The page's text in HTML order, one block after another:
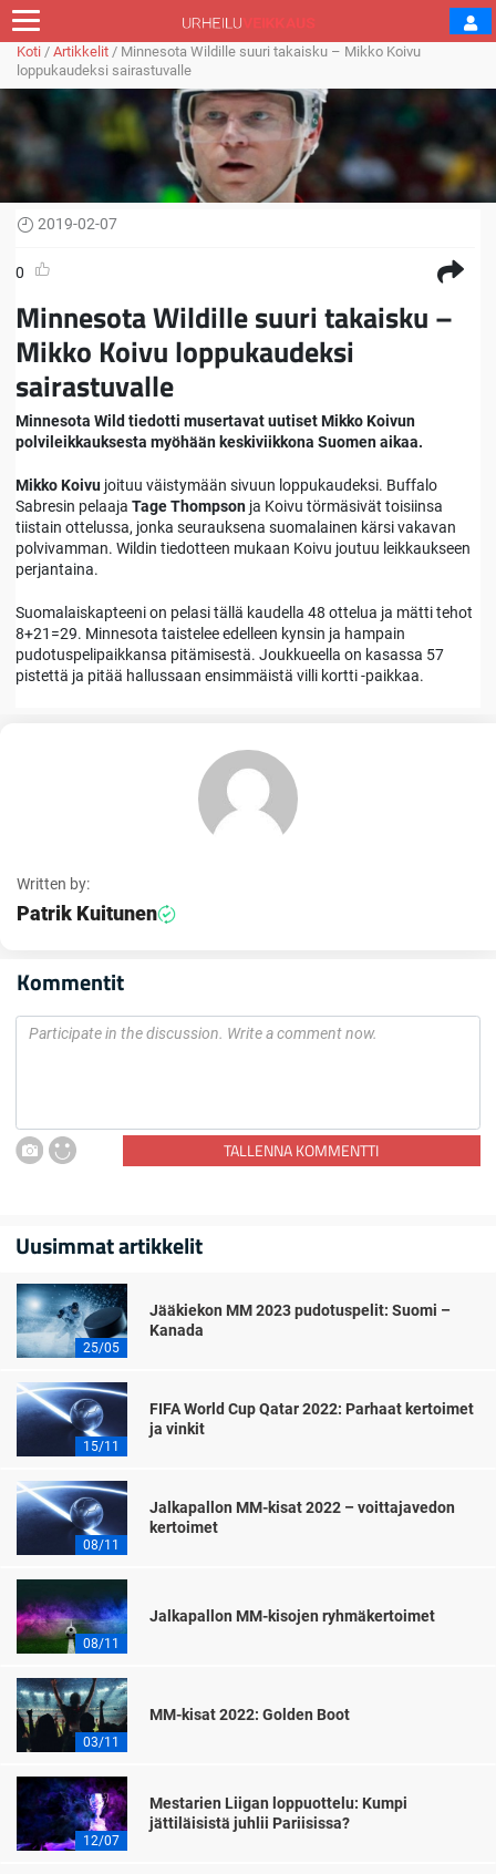
Koti / Artikkelit / Minnesota Wildille suuri takaisku – Mikko Koivu
loppukaudeksi sairastuvalle
2019-02-07
0
Minnesota Wildille suuri takaisku –
Mikko Koivu loppukaudeksi
sairastuvalle
Minnesota Wild tiedotti musertavat uutiset Mikko Koivun
polvileikkauksesta myöhään keskiviikkona Suomen aikaa.
Mikko Koivu joituu väistymään sivuun loppukaudeksi. Buffalo
Sabresin pelaaja Tage Thompson ja Koivu törmäsivät toisiinsa
tiistain ottelussa, jonka seurauksena suomalainen kärsi vakavan
polvivamman. Wildin tiedotteen mukaan Koivu joutuu leikkaukseen
perjantaina.
Suomalaiskapteeni on pelasi tällä kaudella 48 ottelua ja mätti tehot
8+21=29. Minnesota taistelee edelleen kynsin ja hampain
pudotuspelipaikkansa pitämisestä. Joukkueella on kasassa 57
pistettä ja pitää hallussaan ensimmäistä villi kortti -paikkaa.
Written by:
Patrik Kuitunen
Kommentit
TALLENNA KOMMENTTI
Uusimmat artikkelit
25/05
Jääkiekon MM 2023 pudotuspelit: Suomi –
Kanada
15/11
FIFA World Cup Qatar 2022: Parhaat kertoimet
ja vinkit
08/11
Jalkapallon MM-kisat 2022 – voittajavedon
kertoimet
08/11
Jalkapallon MM-kisojen ryhmäkertoimet
03/11
MM-kisat 2022: Golden Boot
12/07
Mestarien Liigan loppuottelu: Kumpi
jättiläisistä juhlii Pariisissa?